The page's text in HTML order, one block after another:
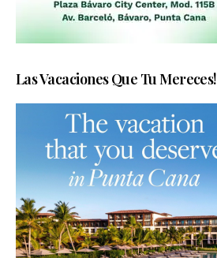
Las Vacaciones Que Tu Mereces!